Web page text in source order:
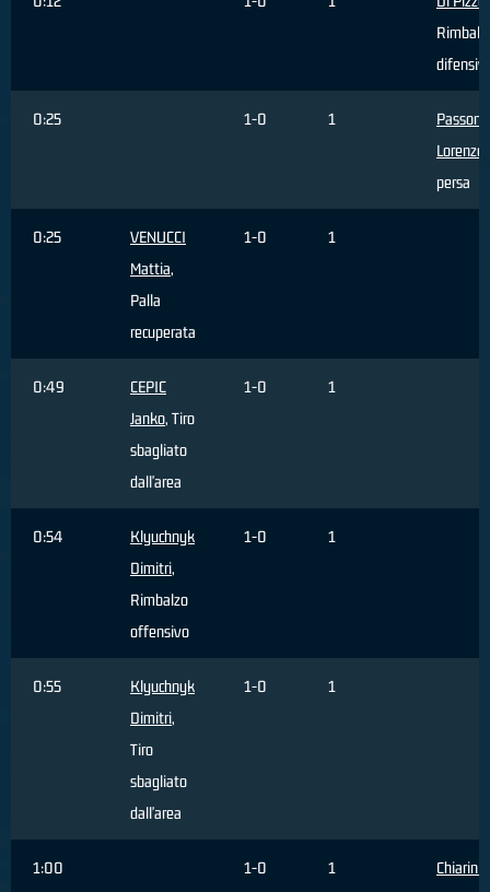
0:25 1-0 1
Passoni
Lorenzo
persa
0:25
VENUCCI
Mattia,
Palla
recuperata
1-0 1
0:49
CEPIC
Janko, Tiro
sbagliato
dall'area
1-0 1
0:54
Klyuchnyk
Dimitri,
Rimbalzo
offensivo
1-0 1
0:55
Klyuchnyk
Dimitri,
Tiro
sbagliato
dall'area
1-0 1
1:00 1-0 1
Chiarini